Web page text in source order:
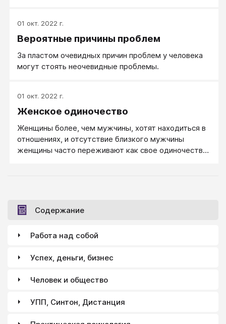
состояние, особенно проблемное для людей
пожилого возраста и мужчин. Мужчины на
именно на мужчин одиночество влияет наиболее
пагубно.
01 окт. 2022 г.
Вероятные причины проблем
За пластом очевидных причин проблем у человека
могут стоять неочевидные проблемы.
01 окт. 2022 г.
Женское одиночество
Женщины более, чем мужчины, хотят находиться в
отношениях, и отсутствие близкого мужчины
женщины часто переживают как свое одиночество
женщин, имеющих семью.
Содержание
Работа над собой
Успех, деньги, бизнес
Человек и общество
УПП, Синтон, Дистанция